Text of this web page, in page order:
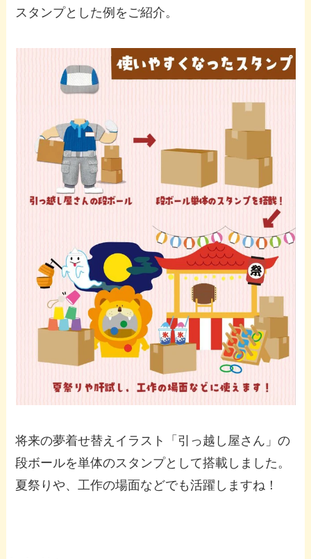
スタンプとした例をご紹介。
将来の夢着せ替えイラスト「引っ越し屋さん」の
段ボールを単体のスタンプとして搭載しました。
夏祭りや、工作の場面などでも活躍しますね！